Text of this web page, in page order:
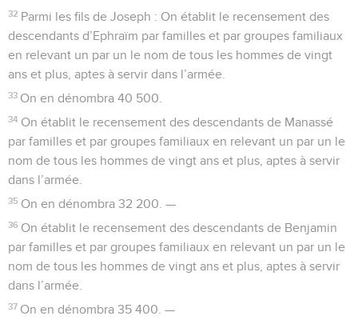
32 Parmi les fils de Joseph : On établit le recensement des
descendants d’Ephraïm par familles et par groupes familiaux
en relevant un par un le nom de tous les hommes de vingt
ans et plus, aptes à servir dans l’armée.
33 On en dénombra 40 500.
34 On établit le recensement des descendants de Manassé
par familles et par groupes familiaux en relevant un par un le
nom de tous les hommes de vingt ans et plus, aptes à servir
dans l’armée.
35 On en dénombra 32 200. —
36 On établit le recensement des descendants de Benjamin
par familles et par groupes familiaux en relevant un par un le
nom de tous les hommes de vingt ans et plus, aptes à servir
dans l’armée.
37 On en dénombra 35 400. —